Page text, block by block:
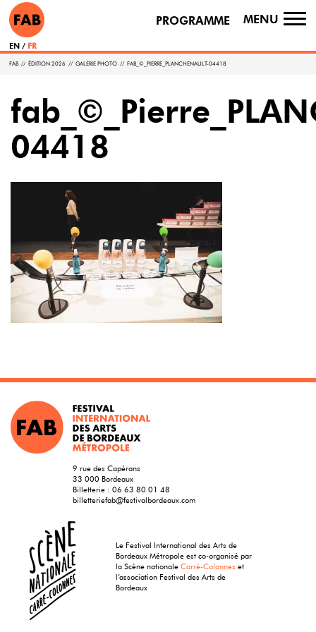
PROGRAMME MENU
EN FR
FAB // ÉDITION 2026 // GALERIE PHOTO // FAB_©_PIERRE_PLANCHENAULT-04418
04418
9 rue des Capérans
33 000 Bordeaux
Billetterie : 06 63 80 01 48
billetteriefab@festivalbordeaux.com
Le Festival International des Arts de
Bordeaux Métropole est co-organisé par
la Scène nationaleCarré-Colonnes et
l’association Festival des Arts de
Bordeaux